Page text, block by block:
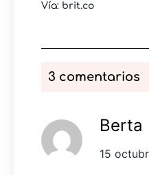
Vía: brit.co
3 comentarios
Berta
15